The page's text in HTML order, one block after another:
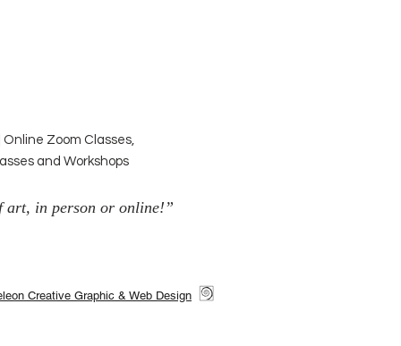
Zoom Classes,
and Workshops
art, in person or online!”
Creative Graphic & Web Design